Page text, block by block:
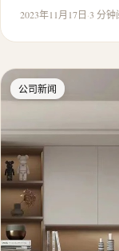
2023年11月17日·3 分钟
公司新闻